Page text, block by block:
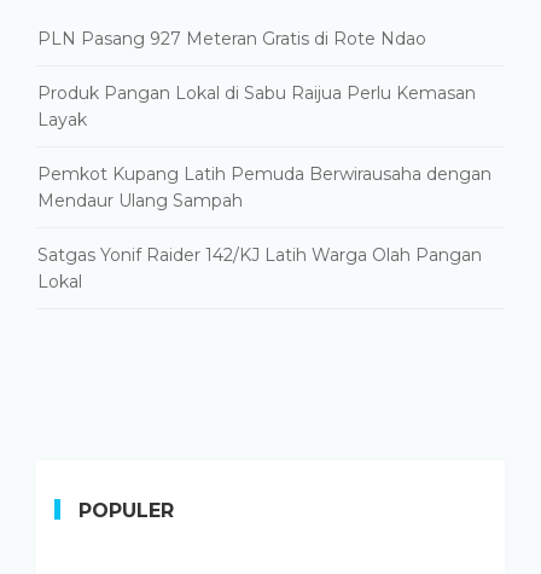
PLN Pasang 927 Meteran Gratis di Rote Ndao
Produk Pangan Lokal di Sabu Raijua Perlu Kemasan
Layak
Pemkot Kupang Latih Pemuda Berwirausaha dengan
Mendaur Ulang Sampah
Satgas Yonif Raider 142/KJ Latih Warga Olah Pangan
Lokal
POPULER